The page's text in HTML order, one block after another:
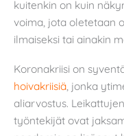
kuitenkin on kuin
voima, jota oletetaan
ilmaiseksi tai ainakin
Koronakriisi on
hoivakriisiä, jonka
aliarvostus.
työntekijät ovat